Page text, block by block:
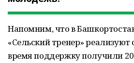
Напомним, что в
«Сельский тренер» реализуют
время поддержку получили